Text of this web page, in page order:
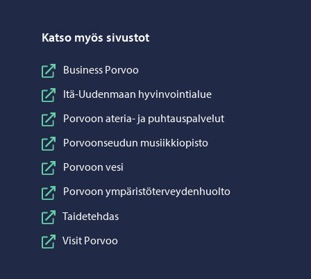
Katso myös sivustot
Business Porvoo
Itä-Uudenmaan hyvinvointialue
Porvoon ateria- ja puhtauspalvelut
Porvoonseudun musiikkiopisto
Porvoon vesi
Porvoon ympäristöterveydenhuolto
Taidetehdas
Visit Porvoo